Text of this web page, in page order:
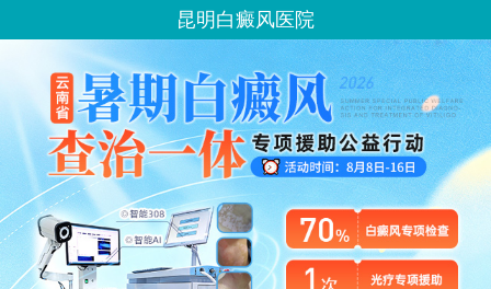
昆明白癜风医院